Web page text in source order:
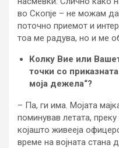
во Скопје – не можам
поточно приемот и
тоа ме радува, но и ме
Колку Вие или
точки со
моја дежела“?
– Па, ги има. Мојата
поминував летата,
којашто живееја
време на војната